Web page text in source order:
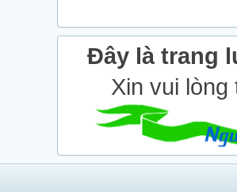
Đây là trang
Xin vui